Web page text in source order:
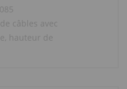
câbles avec
hauteur de